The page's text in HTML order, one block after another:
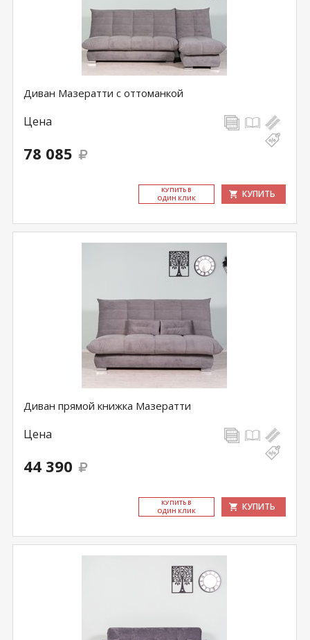
Диван Мазератти с оттоманкой
Цена
78 085
КУ­ПИТЬ В
ОДИН КЛИК
КУПИТЬ
Диван прямой книжка Мазератти
Цена
44 390
КУ­ПИТЬ В
ОДИН КЛИК
КУПИТЬ